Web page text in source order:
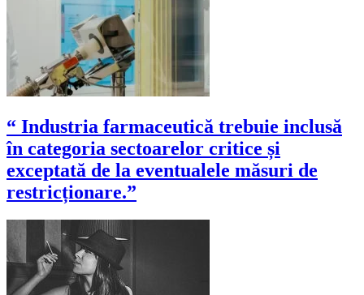
“ Industria farmaceutică trebuie inclusă
în categoria sectoarelor critice și
exceptată de la eventualele măsuri de
restricționare.”